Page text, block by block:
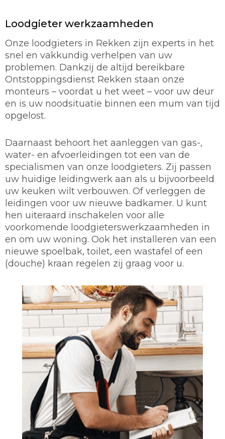
Loodgieter werkzaamheden
Onze loodgieters in Rekken zijn experts in het
snel en vakkundig verhelpen van uw
problemen. Dankzij de altijd bereikbare
Ontstoppingsdienst Rekken staan onze
monteurs – voordat u het weet – voor uw deur
en is uw noodsituatie binnen een mum van tijd
opgelost.
Daarnaast behoort het aanleggen van gas-,
water- en afvoerleidingen tot een van de
specialismen van onze loodgieters. Zij passen
uw huidige leidingwerk aan als u bijvoorbeeld
uw keuken wilt verbouwen. Of verleggen de
leidingen voor uw nieuwe badkamer. U kunt
hen uiteraard inschakelen voor alle
voorkomende loodgieterswerkzaamheden in
en om uw woning. Ook het installeren van een
nieuwe spoelbak, toilet, een wastafel of een
(douche) kraan regelen zij graag voor u.